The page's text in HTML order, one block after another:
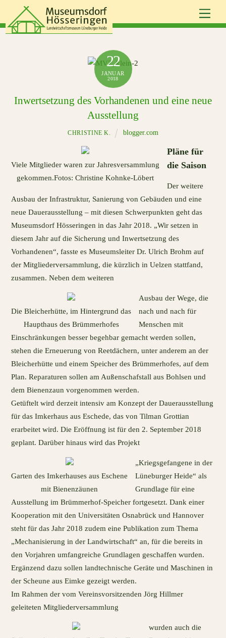
content
22
JANUAR
2018
Inwertsetzung des Vorhandenen und eine neue
Ausstellung
CHRISTINE K. blogger.com
Viele Mitglieder waren zur Jahresversammlung
gekommen.Fotos: Christine Kohnke-Löbert
Pläne für
die Saison
Der weitere
Ausbau der Infrastruktur, Sanierung von Gebäuden und eine
neue Dauerausstellung – mit diesen Schwerpunkten geht das
Museumsdorf Hösseringen in das Jahr 2018. „Wir setzen in
diesem Jahr auf die Sicherung und Inwertsetzung des
Vorhandenen“, fasste es Museumsleiter Dr. Ulrich Brohm auf
der Mitgliederversammlung, die kürzlich in Uelzen stattfand,
zusammen. Neben dem weiteren
Die Bleicherhütte, im Hintergrund das
Haupthaus des Brümmerhofes
Ausbau der Wege, die
nach und nach für
Menschen mit
Einschränkungen besser begehbar gemacht werden sollen,
stehen die Erneuerung von Reetdächern, unter anderem an der
Bleicherhütte und einem Speicher des Brümmerhofes, auf dem
Plan. Reparaturen sollen am Außenschafstall aus Bohlsen und
dem Bienenzaun vorgenommen werden.
Getüftelt wird derzeit intensiv am Konzept der Dauerausstellung
für das Imkerhaus aus Eschede, das von Tilman Grottian
erarbeitet wird. Die Eröffnung ist für den 2. September 2018
geplant. Darüber hinaus wird das Projekt
Garten des Imkerhauses aus Eschene
mit Bienenzäunen
„Kriegsgefangene in der
Lüneburger Heide“ als
Grundlage für eine
Ausstellung im Brümmerhof-Speicher fortgesetzt. Dank einer
Kooperation mit den Universitäten Osnabrück und Hannover
steht für das Jahr 2018 zudem eine Publikation zum Thema
„Mechanisierung in der Landwirtschaft“ an, für die bereits in
den Vorjahren umfangreiche Grundlagen geschaffen wurden.
Ergänzend dazu sollen landtechnische Geräte und Maschinen in
der Scheune aus Eimke gezeigt werden.
Im Rahmen der vom Vereinsvorsitzenden Jörg Hillmer
geleiteten Mitgliederversammlung
wurden auch die